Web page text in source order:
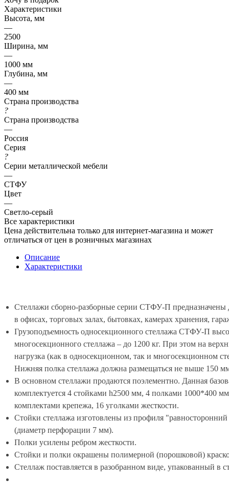
Характеристики
Высота, мм
—
2500
Ширина, мм
—
1000 мм
Глубина, мм
—
400 мм
Страна производства
?
Страна производства
—
Россия
Серия
?
Серии металлической мебели
—
СТФУ
Цвет
—
Светло-серый
Все характеристики
Цена действительна только для интернет-магазина и может
отличаться от цен в розничных магазинах
Описание
Характеристики
Стеллажи сборно-разборные серии СТФУ-П предназначены
в офисах, торговых залах, бытовках, камерах хранения,
Грузоподъемность односекционного стеллажа СТФУ-П
многосекционного стеллажа – до 1200 кг. При этом на
нагрузка (как в односекционном, так и многосекционном
Нижняя полка стеллажа должна размещаться не выше 150
В основном стеллажи продаются поэлементно. Данная
комплектуется 4 стойками h2500 мм, 4 полками 1000*400
комплектами крепежа, 16 уголками жесткости.
Стойки стеллажа изготовлены из профиля
(диаметр перфорации 7 мм).
Полки усилены ребром жесткости.
Стойки и полки окрашены полимерной (порошковой)
Стеллаж поставляется в разобранном виде, упакованный в